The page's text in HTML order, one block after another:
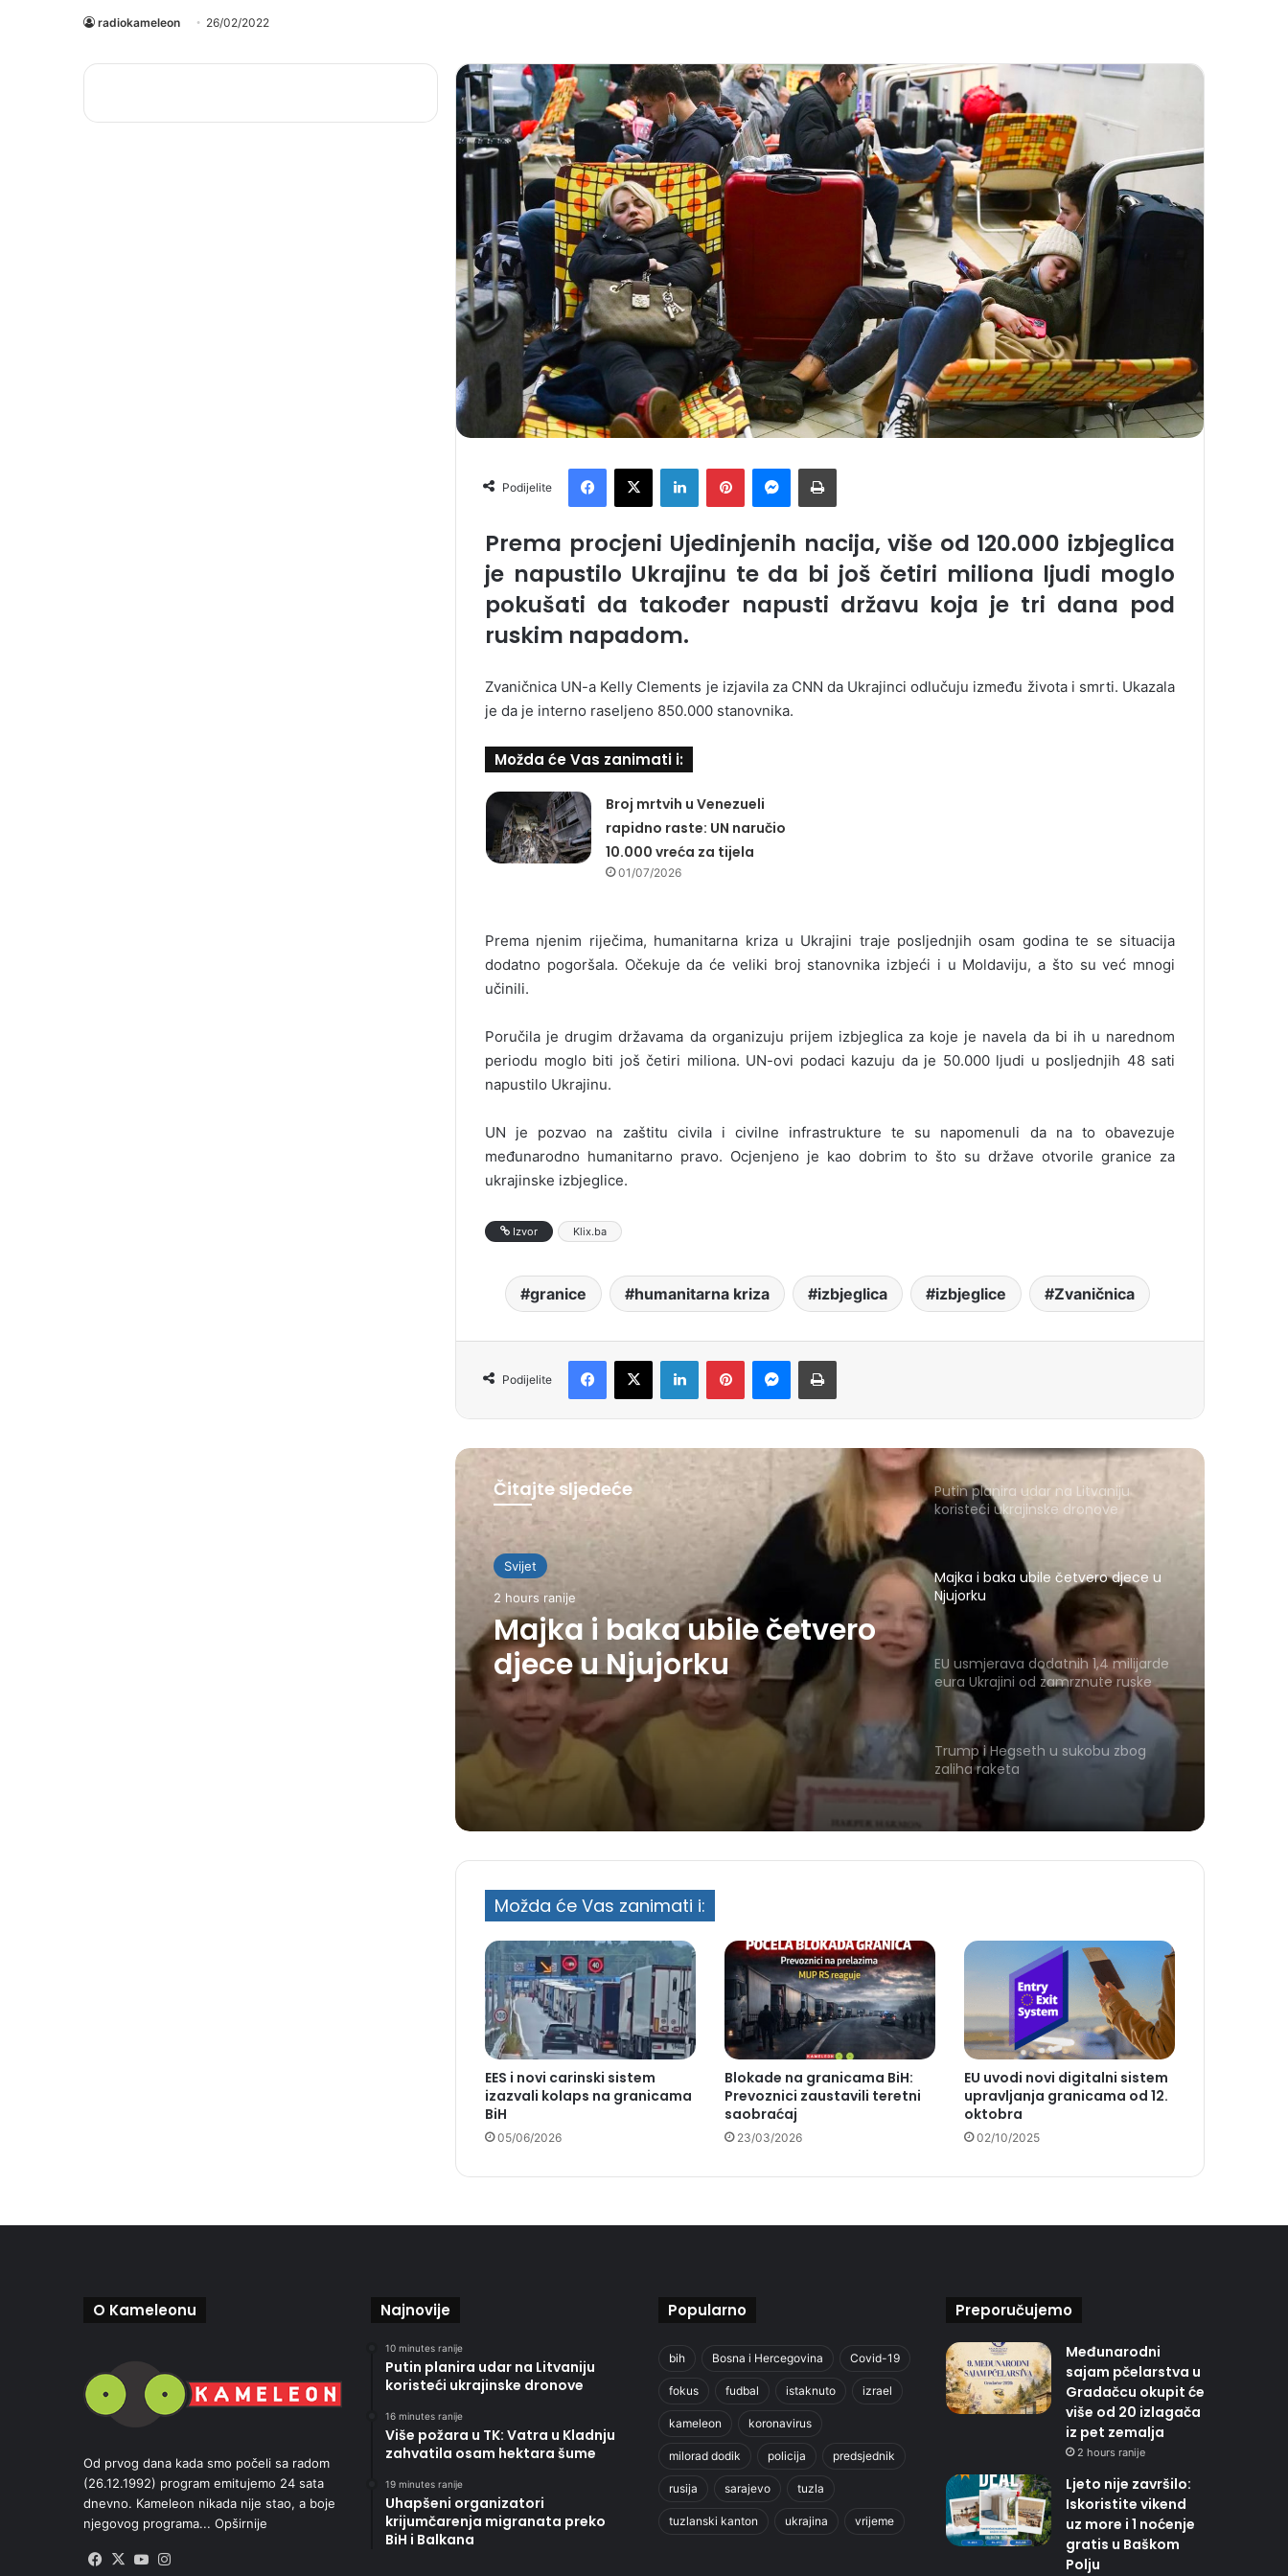
radiokameleon 26/02/2022
Podijelite
Prema procjeni Ujedinjenih nacija, više od 120.000 izbjeglica
je napustilo Ukrajinu te da bi još četiri miliona ljudi moglo
pokušati da također napusti državu koja je tri dana pod
ruskim napadom.
Zvaničnica UN-a Kelly Clements je izjavila za CNN da Ukrajinci odlučuju između života i smrti. Ukazala
je da je interno raseljeno 850.000 stanovnika.
Možda će Vas zanimati i:
Broj mrtvih u Venezueli
rapidno raste: UN naručio
10.000 vreća za tijela
01/07/2026
Prema njenim riječima, humanitarna kriza u Ukrajini traje posljednjih osam godina te se situacija
dodatno pogoršala. Očekuje da će veliki broj stanovnika izbjeći i u Moldaviju, a što su već mnogi
učinili.
Poručila je drugim državama da organizuju prijem izbjeglica za koje je navela da bi ih u narednom
periodu moglo biti još četiri miliona. UN-ovi podaci kazuju da je 50.000 ljudi u posljednjih 48 sati
napustilo Ukrajinu.
UN je pozvao na zaštitu civila i civilne infrastrukture te su napomenuli da na to obavezuje
međunarodno humanitarno pravo. Ocjenjeno je kao dobrim to što su države otvorile granice za
ukrajinske izbjeglice.
Izvor Klix.ba
granice humanitarna kriza izbjeglica izbjeglice Zvaničnica
Podijelite
Čitajte sljedeće
Svijet
2 hours ranije
Majka i baka ubile četvero
djece u Njujorku
Putin planira udar na Litvaniju
koristeći ukrajinske dronove
Majka i baka ubile četvero djece u
Njujorku
EU usmjerava dodatnih 1,4 milijarde
eura Ukrajini od zamrznute ruske
imovine
Trump i Hegseth u sukobu zbog
zaliha raketa
Možda će Vas zanimati i:
EES i novi carinski sistem
izazvali kolaps na granicama
BiH
05/06/2026
Blokade na granicama BiH:
Prevoznici zaustavili teretni
saobraćaj
23/03/2026
EU uvodi novi digitalni sistem
upravljanja granicama od 12.
oktobra
02/10/2025
O Kameleonu
Od prvog dana kada smo počeli sa radom
(26.12.1992) program emitujemo 24 sata
dnevno. Kameleon nikada nije stao, a boje
njegovog programa... Opširnije
Facebook
X YouTube
Najnovije
10 minutes ranije
Putin planira udar na Litvaniju
koristeći ukrajinske dronove
16 minutes ranije
Više požara u TK: Vatra u Kladnju
zahvatila osam hektara šume
19 minutes ranije
Uhapšeni organizatori
krijumčarenja migranata preko
BiH i Balkana
Popularno
bih Bosna i Hercegovina Covid-19
fokus fudbal istaknuto izrael
kameleon koronavirus
milorad dodik policija predsjednik
rusija sarajevo tuzla
tuzlanski kanton ukrajina vrijeme
Preporučujemo
Međunarodni
sajam pčelarstva u
Gradačcu okupit će
više od 20 izlagača
iz pet zemalja
2 hours ranije
Ljeto nije završilo:
Iskoristite vikend
uz more i 1 noćenje
gratis u Baškom
Polju